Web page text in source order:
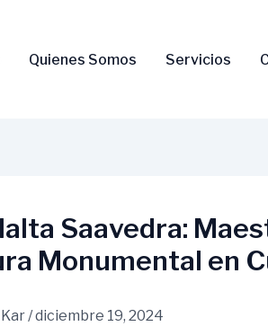
Quienes Somos Servicios
Saavedra:
Monumental en
/diciembre 19, 2024